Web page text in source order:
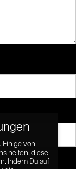
Einige von
helfen, diese
Indem Du auf